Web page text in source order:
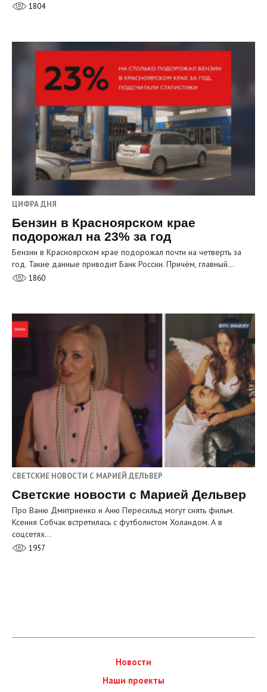
1804
ЦИФРА ДНЯ
Бензин в Красноярском крае
подорожал на 23% за год
Бензин в Красноярском крае подорожал почти на четверть за
год. Такие данные приводит Банк России. Причём, главный…
1860
СВЕТСКИЕ НОВОСТИ С МАРИЕЙ ДЕЛЬВЕР
Светские новости с Марией Дельвер
Про Ваню Дмитриенко и Аню Пересильд могут снять фильм.
Ксения Собчак встретилась с футболистом Холандом. А в
соцсетях…
1957
Новости
Наши проекты